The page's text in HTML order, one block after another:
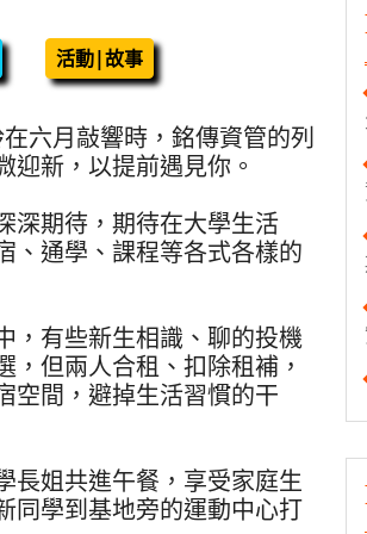
活動|故事
六月敲響時，銘傳資管的列
迎新，以提前遇見你。
深期待，期待在大學生活
、通學、課程等各式各樣的
，有些新生相識、聊的投機
但兩人合租、扣除租補，
空間，避掉生活習慣的干
長姐共進午餐，享受家庭生
同學到基地旁的運動中心打